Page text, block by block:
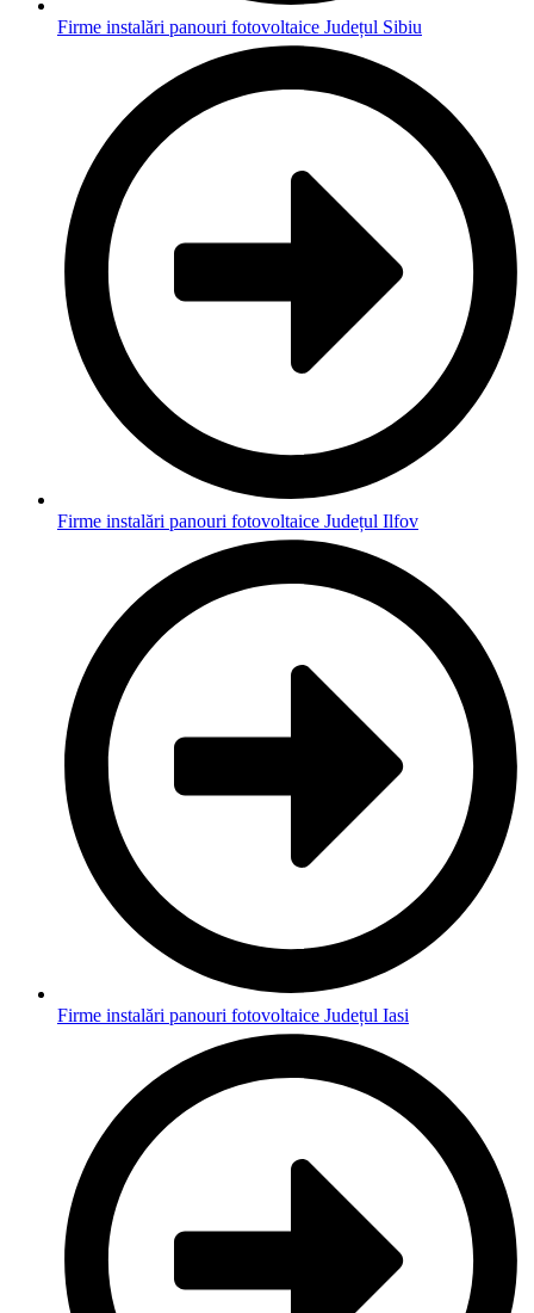
Firme instalări panouri fotovoltaice Județul Sibiu
Firme instalări panouri fotovoltaice Județul Ilfov
Firme instalări panouri fotovoltaice Județul Iasi